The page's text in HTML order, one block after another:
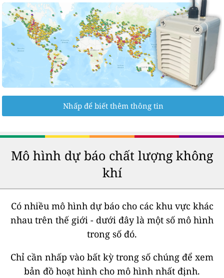
Nhấp để biết thêm thông tin
Mô hình dự báo chất lượng không
khí
Có nhiều mô hình dự báo cho các khu vực khác
nhau trên thế giới - dưới đây là một số mô hình
trong số đó.
Chỉ cần nhấp vào bất kỳ trong số chúng để xem
bản đồ hoạt hình cho mô hình nhất định.